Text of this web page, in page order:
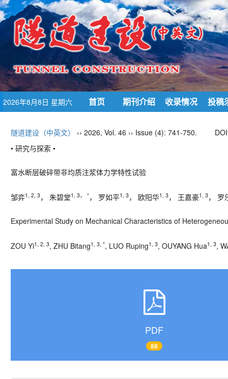
2026年8月8日 星期六 首页 期刊介绍 收录情况 投稿
隧道建设（中英文） ›› 2026, Vol. 46 ›› Issue (4): 741-750.
• 研究与探索 •
富水断层破碎带非均质注浆体力学特性试验
邹弈1, 2, 3， 朱碧堂1, 3， *， 罗如平1, 3， 欧阳华1, 3， 王嘉豪1, 3， 罗
Experimental Study on Mechanical Characteristics of
ZOU Yi1, 2, 3, ZHU Bitang1, 3, *, LUO Ruping1, 3, OUYANG Hua1, 3,
PDF
88